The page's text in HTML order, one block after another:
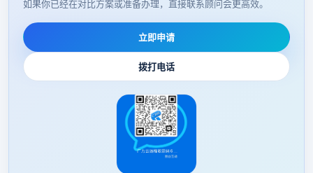
如果你已经在对比方案或准备办理，直接联系顾问会更高效。
立即申请
拨打电话